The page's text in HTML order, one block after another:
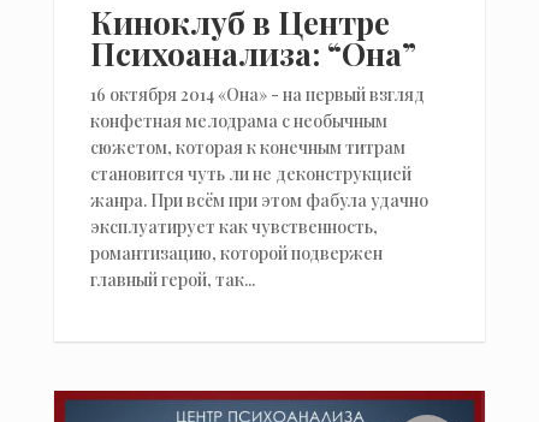
Киноклуб в Центре
Психоанализа: “Она”
16 октября 2014 «Она» - на первый взгляд
конфетная мелодрама с необычным
сюжетом, которая к конечным титрам
становится чуть ли не деконструкцией
жанра. При всём при этом фабула удачно
эксплуатирует как чувственность,
романтизацию, которой подвержен
главный герой, так...